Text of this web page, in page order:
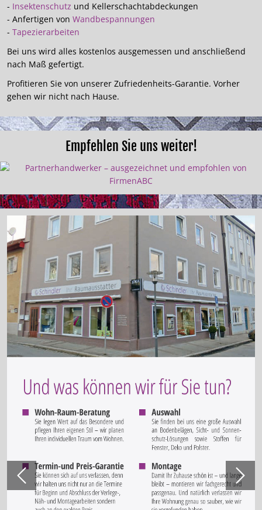
- Insektenschutz und Kellerschachtabdeckungen
- Anfertigen von Wandbespannungen
- Tapezierarbeiten
Bei uns wird alles kostenlos ausgemessen und anschließend
nach Maß gefertigt.
Profitieren Sie von unserer Zufriedenheits-Garantie. Vorher
gehen wir nicht nach Hause.
Empfehlen Sie uns weiter!